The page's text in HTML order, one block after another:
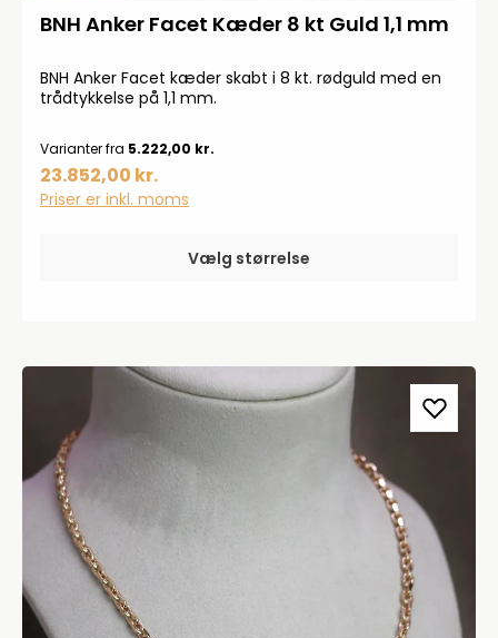
BNH Anker Facet Kæder 8 kt Guld 1,1 mm
BNH Anker Facet kæder skabt i 8 kt. rødguld med en
trådtykkelse på 1,1 mm.
Varianter fra 5.222,00 kr.
23.852,00 kr.
Priser er inkl. moms
Vælg størrelse